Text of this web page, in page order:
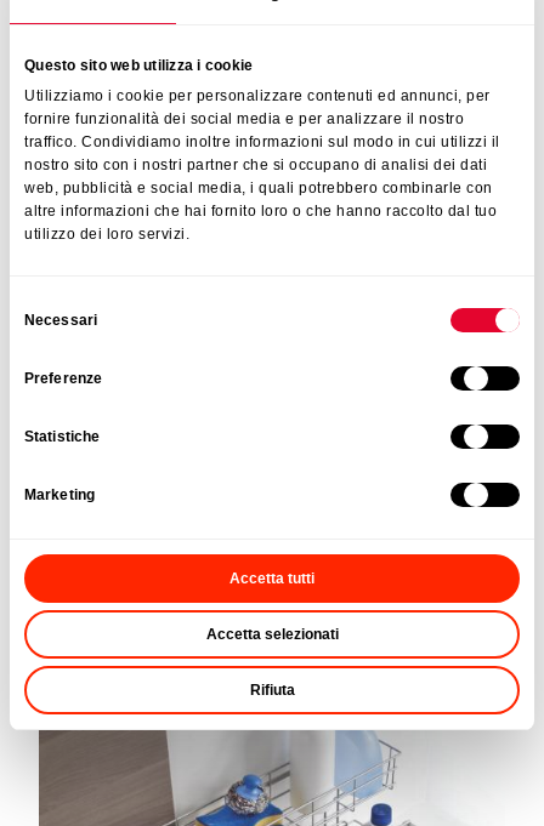
Questo sito web utilizza i cookie
Utilizziamo i cookie per personalizzare contenuti ed annunci, per
fornire funzionalità dei social media e per analizzare il nostro
traffico. Condividiamo inoltre informazioni sul modo in cui utilizzi il
nostro sito con i nostri partner che si occupano di analisi dei dati
web, pubblicità e social media, i quali potrebbero combinarle con
altre informazioni che hai fornito loro o che hanno raccolto dal tuo
utilizzo dei loro servizi.
Necessari
Preferenze
Statistiche
Marketing
Accetta tutti
Accetta selezionati
Rifiuta
Escurreplatos
Escurrebotellas y otros